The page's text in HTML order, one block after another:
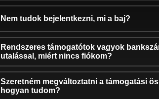
Nem tudok bejelentkezni, mi a baj?
Rendszeres támogatótok vagyok
utalással, miért nincs fiókom?
Szeretném megváltoztatni a támogatási
hogyan tudom?